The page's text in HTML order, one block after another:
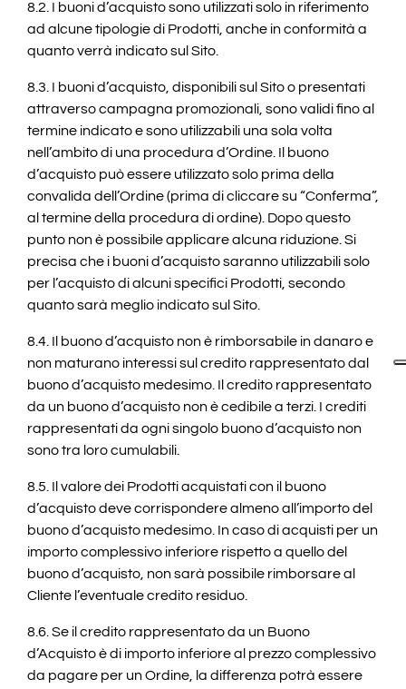
8.2. I buoni d’acquisto sono utilizzati solo in riferimento
ad alcune tipologie di Prodotti, anche in conformità a
quanto verrà indicato sul Sito.
8.3. I buoni d’acquisto, disponibili sul Sito o presentati
attraverso campagna promozionali, sono validi fino al
termine indicato e sono utilizzabili una sola volta
nell’ambito di una procedura d’Ordine. Il buono
d’acquisto può essere utilizzato solo prima della
convalida dell’Ordine (prima di cliccare su “Conferma”,
al termine della procedura di ordine). Dopo questo
punto non è possibile applicare alcuna riduzione. Si
precisa che i buoni d’acquisto saranno utilizzabili solo
per l’acquisto di alcuni specifici Prodotti, secondo
quanto sarà meglio indicato sul Sito.
8.4. Il buono d’acquisto non è rimborsabile in danaro e
non maturano interessi sul credito rappresentato dal
buono d’acquisto medesimo. Il credito rappresentato
da un buono d’acquisto non è cedibile a terzi. I crediti
rappresentati da ogni singolo buono d’acquisto non
sono tra loro cumulabili.
8.5. Il valore dei Prodotti acquistati con il buono
d’acquisto deve corrispondere almeno all’importo del
buono d’acquisto medesimo. In caso di acquisti per un
importo complessivo inferiore rispetto a quello del
buono d’acquisto, non sarà possibile rimborsare al
Cliente l’eventuale credito residuo.
8.6. Se il credito rappresentato da un Buono
d’Acquisto è di importo inferiore al prezzo complessivo
da pagare per un Ordine, la differenza potrà essere